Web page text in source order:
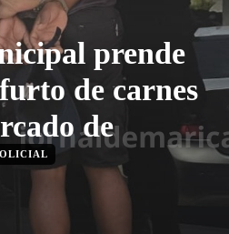
prende
de carnes
de